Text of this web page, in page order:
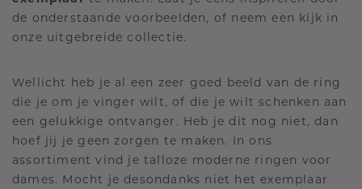
de onderstaande voorbeelden, of neem een kijk in
onze uitgebreide collectie.
Wellicht heb je al een zeer goed beeld van de ring
die je om je vinger wilt, of die je wilt schenken aan
een gelukkige ontvanger. Heb je dit nog niet, dan
hoef jij je geen zorgen te maken. In ons
assortiment vind je talloze moderne ringen voor
dames. Mocht je desondanks niet het exemplaar